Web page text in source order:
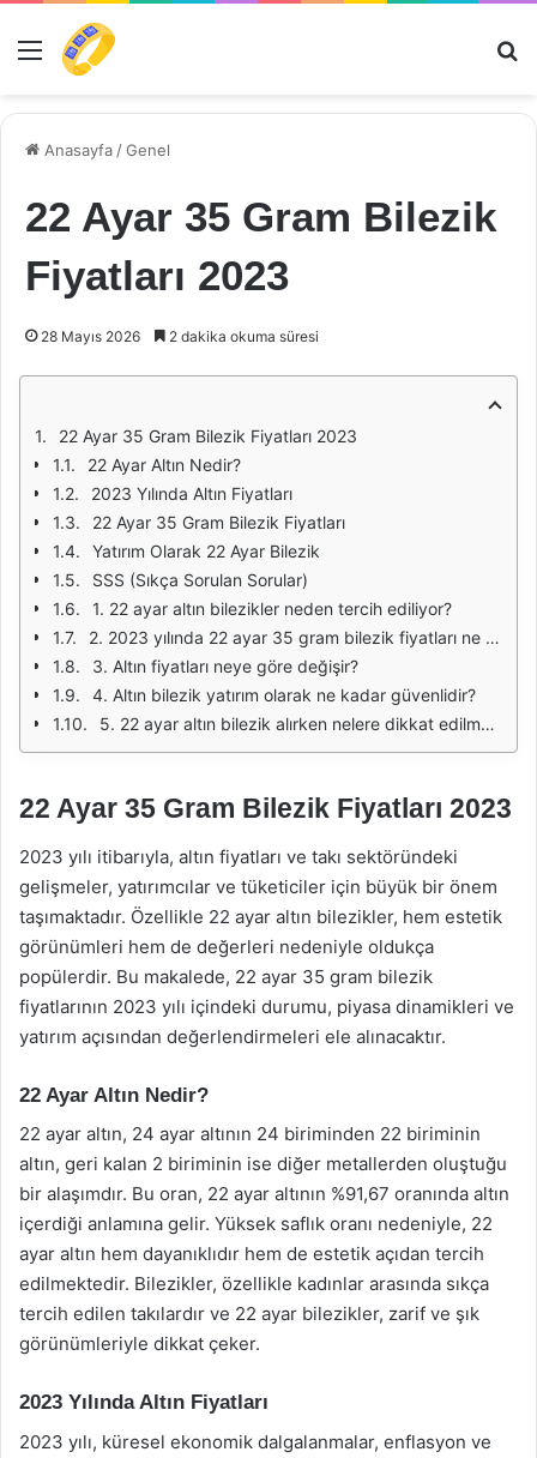
Menü
Anasayfa /Genel
22 Ayar 35 Gram Bilezik
Fiyatları 2023
28 Mayıs 2026 2 dakika okuma süresi
22 Ayar 35 Gram Bilezik Fiyatları 2023
22 Ayar Altın Nedir?
2023 Yılında Altın Fiyatları
22 Ayar 35 Gram Bilezik Fiyatları
Yatırım Olarak 22 Ayar Bilezik
SSS (Sıkça Sorulan Sorular)
1. 22 ayar altın bilezikler neden tercih ediliyor?
2. 2023 yılında 22 ayar 35 gram bilezik fiyatları ne kadar?
3. Altın fiyatları neye göre değişir?
4. Altın bilezik yatırım olarak ne kadar güvenlidir?
5. 22 ayar altın bilezik alırken nelere dikkat edilmelidir?
22 Ayar 35 Gram Bilezik Fiyatları 2023
2023 yılı itibarıyla, altın fiyatları ve takı sektöründeki
gelişmeler, yatırımcılar ve tüketiciler için büyük bir önem
taşımaktadır. Özellikle 22 ayar altın bilezikler, hem estetik
görünümleri hem de değerleri nedeniyle oldukça
popülerdir. Bu makalede, 22 ayar 35 gram bilezik
fiyatlarının 2023 yılı içindeki durumu, piyasa dinamikleri ve
yatırım açısından değerlendirmeleri ele alınacaktır.
22 Ayar Altın Nedir?
22 ayar altın, 24 ayar altının 24 biriminden 22 biriminin
altın, geri kalan 2 biriminin ise diğer metallerden oluştuğu
bir alaşımdır. Bu oran, 22 ayar altının %91,67 oranında altın
içerdiği anlamına gelir. Yüksek saflık oranı nedeniyle, 22
ayar altın hem dayanıklıdır hem de estetik açıdan tercih
edilmektedir. Bilezikler, özellikle kadınlar arasında sıkça
tercih edilen takılardır ve 22 ayar bilezikler, zarif ve şık
görünümleriyle dikkat çeker.
2023 Yılında Altın Fiyatları
2023 yılı, küresel ekonomik dalgalanmalar, enflasyon ve